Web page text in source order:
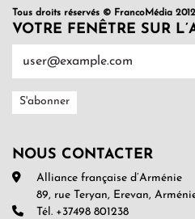
Tous droits réservés © FrancoMédia
VOTRE FENÊTRE SUR
NOUS CONTACTER
Alliance française d’Arménie
89, rue Teryan, Erevan,
Tél. +37498 801238